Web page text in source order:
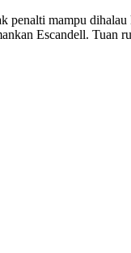
mampu
Escandell. Tuan